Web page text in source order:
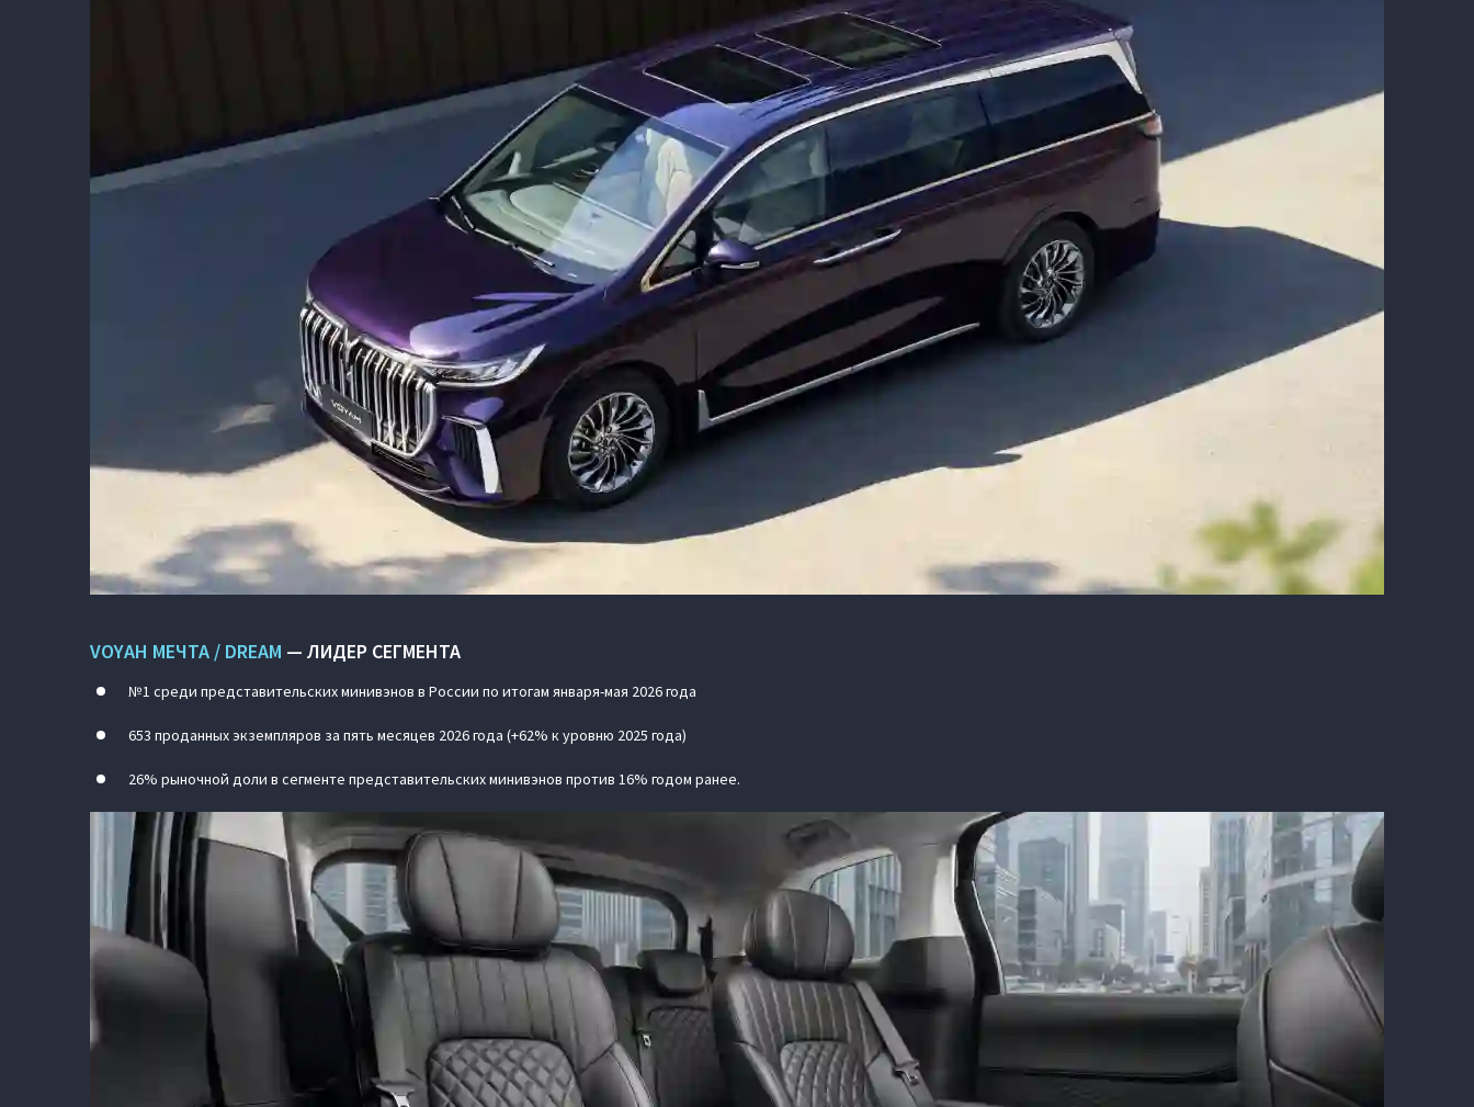
VOYAH МЕЧТА / DREAM — ЛИДЕР СЕГМЕНТА
№1 среди представительских минивэнов в России по итогам января-мая 2026 года
653 проданных экземпляров за пять месяцев 2026 года (+62% к уровню 2025 года)
26% рыночной доли в сегменте представительских минивэнов против 16% годом ранее.